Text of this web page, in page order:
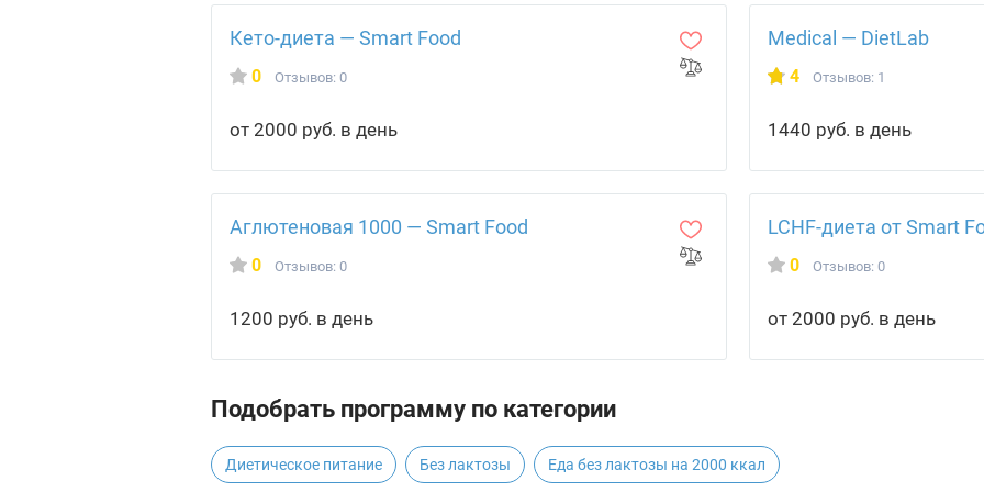
Кето-диета — Smart Food
0 Отзывов: 0
от 2000 руб. в день
Medical — DietLab
4 Отзывов: 1
1440 руб. в день
Аглютеновая 1000 — Smart Food
0 Отзывов: 0
1200 руб. в день
LCHF-диета от Smart
0 Отзывов: 0
от 2000 руб. в день
Подобрать программу по категории
Диетическое питание Без лактозы Еда без лактозы на 2000 ккал